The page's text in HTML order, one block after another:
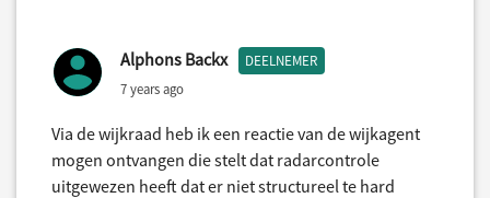
Alphons Backx DEELNEMER
7 years ago
Via de wijkraad heb ik een reactie van de wijkagent
mogen ontvangen die stelt dat radarcontrole
uitgewezen heeft dat er niet structureel te hard